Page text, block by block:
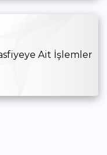
Ait İşlemler